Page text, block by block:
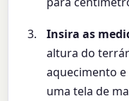
Insira as
altura do
aquecimento
uma tela de